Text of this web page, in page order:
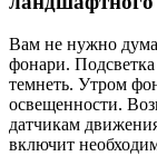
Вам не нужно
фонари. Подсветка
темнеть. Утром
освещенности.
датчикам
включит